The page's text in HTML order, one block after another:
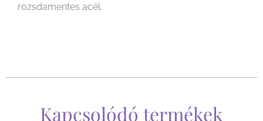
rozsdamentes acél.
Kapcsolódó termékek